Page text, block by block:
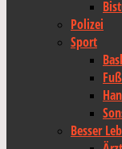
Polizei
Sport
Besser